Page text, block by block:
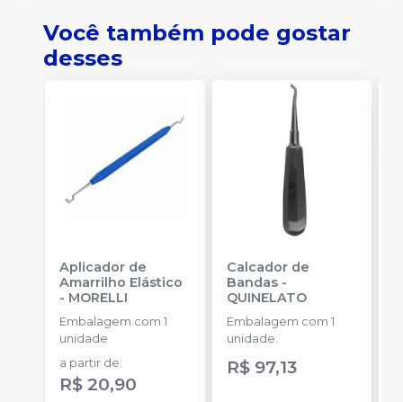
Você também pode gostar
desses
Aplicador de
Amarrilho Elástico
- MORELLI
Embalagem com 1
unidade
a partir de:
R$ 20,90
Calcador de
Bandas-
QUINELATO
Embalagem com 1
unidade.
R$ 97,13